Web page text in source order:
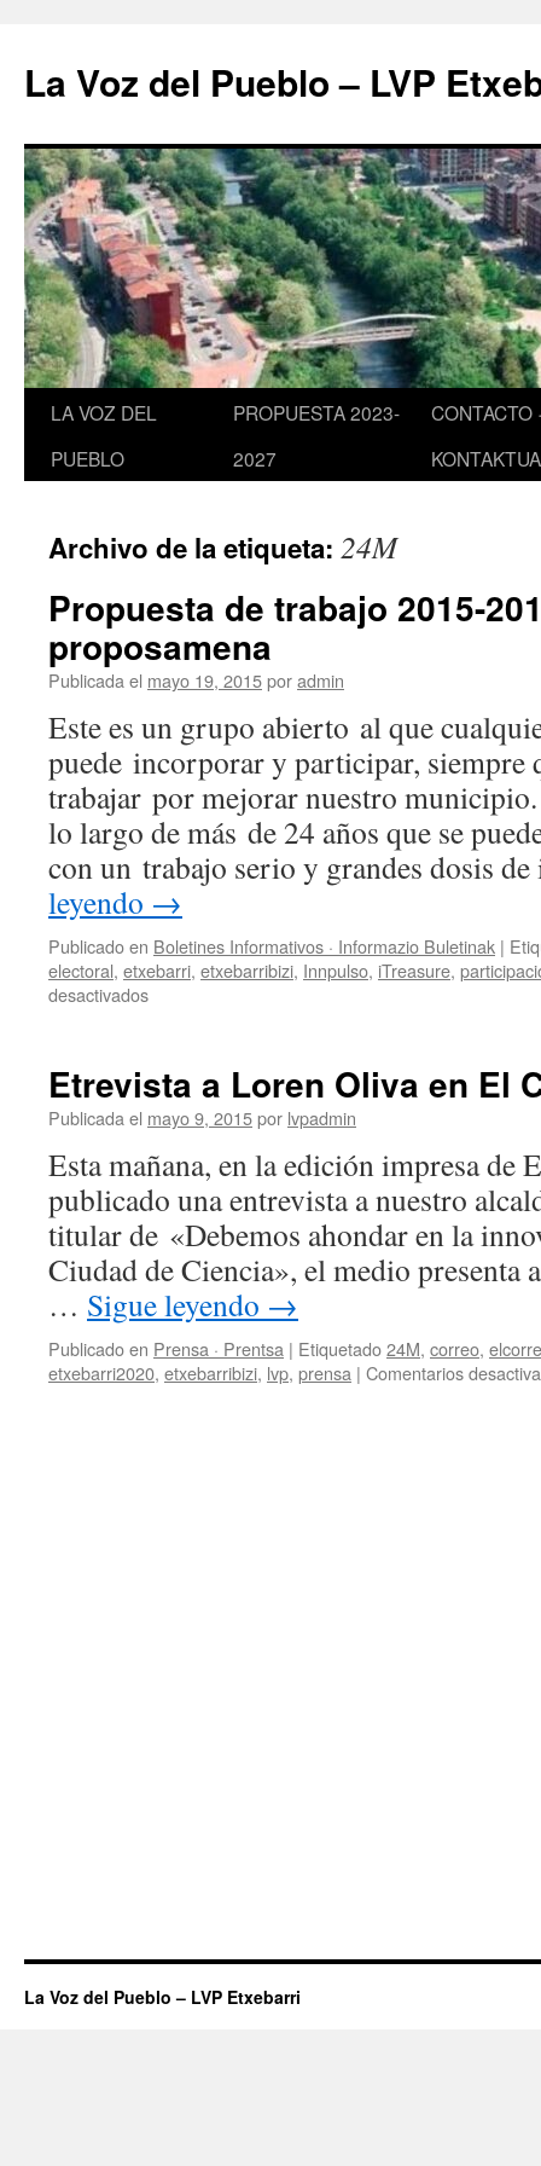
contenido
La Voz del Pueblo – LVP
LA VOZ DEL
PUEBLO
PROPUESTA 2023-
2027
CONTACTO ·
KONTAKTUA
Archivo de la etiqueta: 24M
Propuesta de trabajo 2015-
proposamena
Publicada el mayo 19, 2015poradmin
Este es un grupo abierto al que
puede incorporar y participar, siempre
trabajar por mejorar nuestro
lo largo de más de 24 años que se
con un trabajo serio y grandes dosis
leyendo →
Publicado en Boletines Informativos · Informazio Buletinak |
electoral, etxebarri, etxebarribizi, Innpulso, iTreasure,
desactivadosen
2015-
2019
proposamena
Etrevista a Loren Oliva en El
Publicada el mayo 9, 2015por lvpadmin
Esta mañana, en la edición impresa de
publicado una entrevista a nuestro
titular de «Debemos ahondar en la
Ciudad de Ciencia», el medio presenta
… Sigue leyendo →
Publicado en Prensa · Prentsa | Etiquetado24M, correo,
etxebarri2020, etxebarribizi, lvp, prensa | Comentarios
La Voz del Pueblo – LVP Etxebarri